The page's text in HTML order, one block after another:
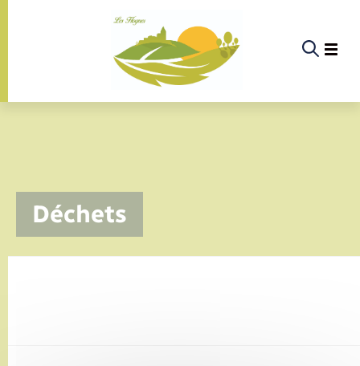
La commune
Déchets